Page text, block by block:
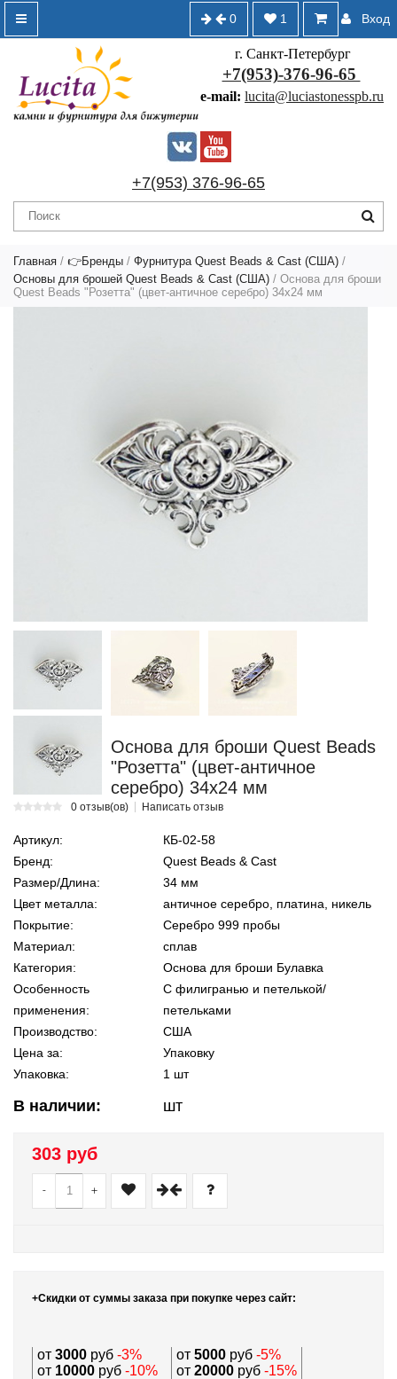
Вход
1
0
г. Санкт-Петербург
+7(953)-376-96-65
e-mail: lucita@luciastonesspb.ru
+7(953) 376-96-65
Главная / 👉Бренды / Фурнитура Quest Beads & Cast (США) /
Основы для брошей Quest Beads & Cast (США) / Основа для броши
Quest Beads "Розетта" (цвет-античное серебро) 34х24 мм
Основа для броши Quest Beads
"Розетта" (цвет-античное
серебро) 34х24 мм
0 отзыв(ов) Написать отзыв
Артикул:
КБ-02-58
Бренд:
Quest Beads & Cast
Размер/Длина:
34 мм
Цвет металла:
античное серебро, платина, никель
Покрытие:
Серебро 999 пробы
Материал:
сплав
Категория:
Основа для броши Булавка
Особенность
применения:
С филигранью и петелькой/
петельками
Производство:
США
Цена за:
Упаковку
Упаковка:
1 шт
В наличии: шт
303 руб
- +
+Скидки от суммы заказа при покупке через сайт:
от 3000 руб -3% от 5000 руб -5%
от 10000 руб -10% от 20000 руб -15%